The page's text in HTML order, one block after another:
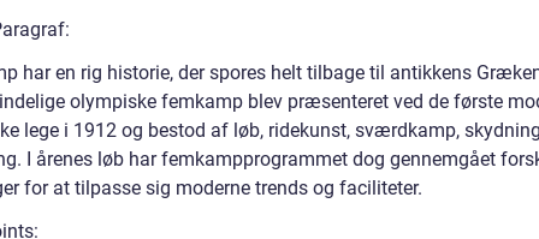
har en rig historie, der spores helt tilbage til antikkens
olympiske femkamp blev præsenteret ved de første
lege i 1912 og bestod af løb, ridekunst, sværdkamp,
I årenes løb har femkampprogrammet dog gennemgået
for at tilpasse sig moderne trends og faciliteter.